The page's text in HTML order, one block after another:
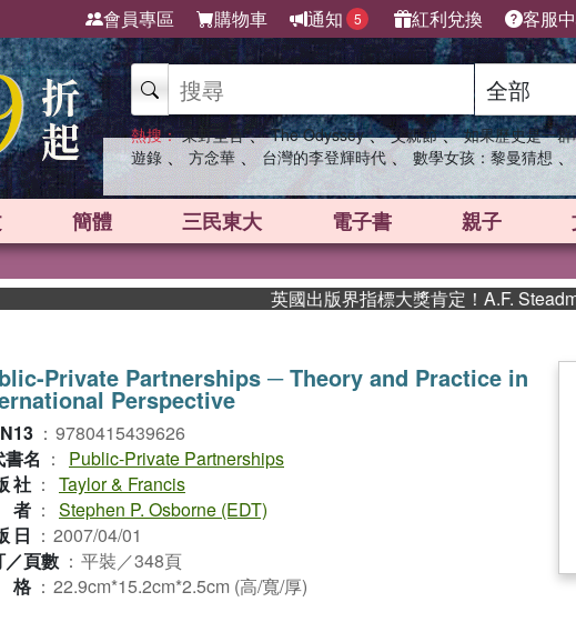
會員專區 購物車 通知 5 紅利兌換 客服
熱搜： 東野圭吾 、 The Odyssey 、 父親節 、 如果歷史是一
遊錄 、 方念華 、 台灣的李登輝時代 、 數學女孩：黎曼猜想 、
簡體 三民東大 電子書 親子
英國出版界指標大獎肯定！A.F.
Private Partnerships ─ Theory and Practice in
Perspective
： 9780415439626
名 ：
Public-Private Partnerships
社 ： Taylor & Francis
： Stephen P. Osborne (EDT)
日 ： 2007/04/01
／頁數 ： 平裝／348頁
： 22.9cm*15.2cm*2.5cm (高/寬/厚)